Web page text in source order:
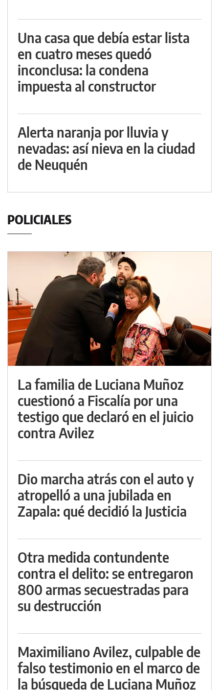
Una casa que debía estar lista
en cuatro meses quedó
inconclusa: la condena
impuesta al constructor
Alerta naranja por lluvia y
nevadas: así nieva en la ciudad
de Neuquén
POLICIALES
La familia de Luciana Muñoz
cuestionó a Fiscalía por una
testigo que declaró en el juicio
contra Avilez
Dio marcha atrás con el auto y
atropelló a una jubilada en
Zapala: qué decidió la Justicia
Otra medida contundente
contra el delito: se entregaron
800 armas secuestradas para
su destrucción
Maximiliano Avilez, culpable de
falso testimonio en el marco de
la búsqueda de Luciana Muñoz